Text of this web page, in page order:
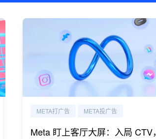
META打广告 META投广告
Meta 盯上客厅大屏：入局 CTV，